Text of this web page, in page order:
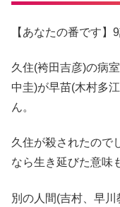
【あなたの番です】
久住(袴田吉彦)の病
中圭)が早苗(木村多
ん。
久住が殺されたので
なら生き延びた意味
別の人間(吉村、早